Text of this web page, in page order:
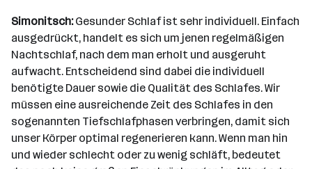
Simonitsch:Gesunder Schlaf ist sehr individuell. Einfach
ausgedrückt, handelt es sich um jenen regelmäßigen
Nachtschlaf, nach dem man erholt und ausgeruht
aufwacht. Entscheidend sind dabei die individuell
benötigte Dauer sowie die Qualität des Schlafes. Wir
müssen eine ausreichende Zeit des Schlafes in den
sogenannten Tiefschlafphasen verbringen, damit sich
unser Körper optimal regenerieren kann. Wenn man hin
und wieder schlecht oder zu wenig schläft, bedeutet